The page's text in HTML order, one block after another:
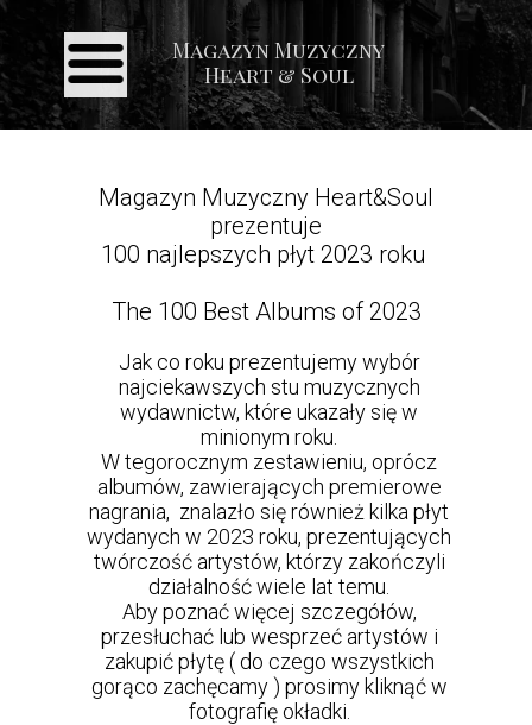
Strona główna
Aktualności
Koncerty
Magazyn Muzyczny
Heart & Soul
Jak co roku prezentujemy wybór
najciekawszych stu muzycznych
wydawnictw, które ukazały się w
minionym roku.
W tegorocznym zestawieniu, oprócz
albumów, zawierających premierowe
nagrania, znalazło się również kilka płyt
wydanych w 2023 roku, prezentujących
twórczość artystów, którzy zakończyli
działalność wiele lat temu.
Aby poznać więcej szczegółów,
przesłuchać lub wesprzeć artystów i
zakupić płytę ( do czego wszystkich
gorąco zachęcamy ) prosimy kliknąć w
fotografię okładki.
Magazyn Muzyczny Heart&Soul
prezentuje
100 najlepszych płyt 2023 roku
The 100 Best Albums of 2023